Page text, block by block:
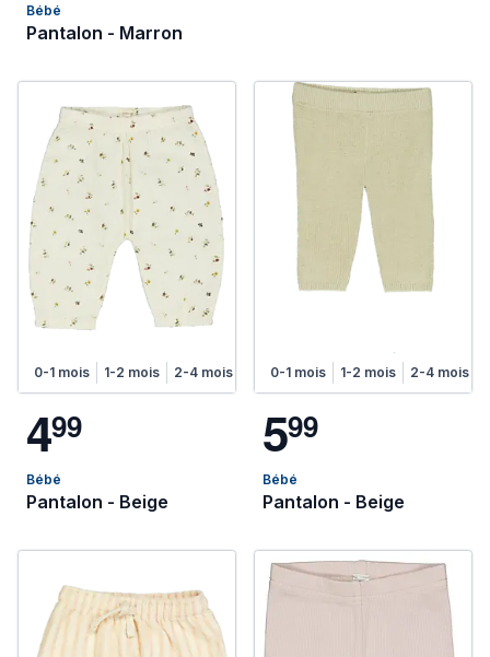
Bébé
Pantalon - Marron
0-1 mois 1-2 mois 2-4 mois 4-6 mois
499
Bébé
Pantalon - Beige
0-1 mois 1-2 mois 2-4 mois
599
Bébé
Pantalon - Beige